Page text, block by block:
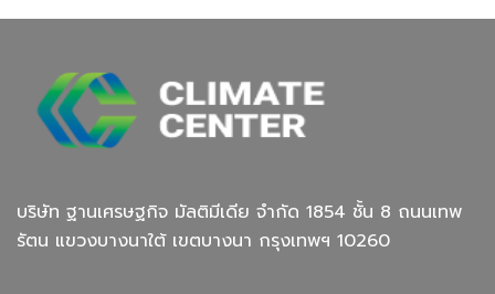
บริษัท ฐานเศรษฐกิจ มัลติมีเดีย จํากัด 1854 ชั้น 8 ถนนเทพ
รัตน แขวงบางนาใต้ เขตบางนา กรุงเทพฯ 10260